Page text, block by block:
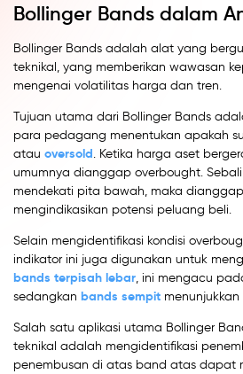
Bollinger Bands dalam
Bollinger Bands adalah alat yang
teknikal, yang memberikan wawasan
mengenai volatilitas harga dan tren.
Tujuan utama dari Bollinger Bands
para pedagang menentukan apakah
atau oversold. Ketika harga aset
umumnya dianggap overbought.
mendekati pita bawah, maka
mengindikasikan potensi peluang beli.
Selain mengidentifikasi kondisi
indikator ini juga digunakan untuk
bands terpisah lebar, ini mengacu
sedangkan bands sempit
Salah satu aplikasi utama Bollinger
teknikal adalah mengidentifikasi
penembusan di atas band atas dapat